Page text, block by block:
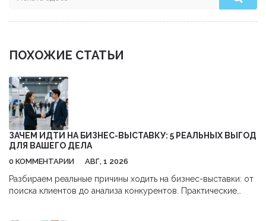
ПОХОЖИЕ СТАТЬИ
ЗАЧЕМ ИДТИ НА БИЗНЕС-ВЫСТАВКУ: 5 РЕАЛЬНЫХ ВЫГОД
ДЛЯ ВАШЕГО ДЕЛА
0 КОММЕНТАРИИ АВГ, 1 2026
Разбираем реальные причины ходить на бизнес-выставки: от
поиска клиентов до анализа конкурентов. Практические